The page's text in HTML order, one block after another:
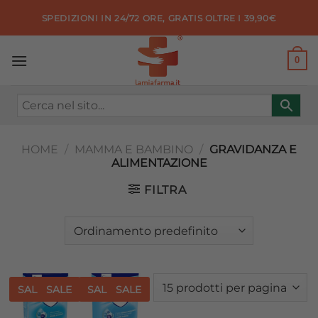
SPEDIZIONI IN 24/72 ORE, GRATIS OLTRE I 39,90€
0
HOME / MAMMA E BAMBINO / GRAVIDANZA E
ALIMENTAZIONE
FILTRA
SALE SALE
Aggiungi
SALE SALE
Aggiungi